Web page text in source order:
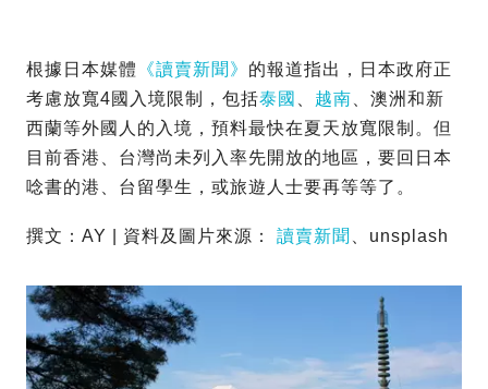
根據日本媒體 《讀賣新聞》 的報道指出，日本政府正
考慮放寬4國入境限制，包括泰國 越南 、澳洲和新
西蘭等外國人的入境，預料最快在夏天放寬限制。但
目前香港、台灣尚未列入率先開放的地區，要回日本
唸書的港、台留學生，或旅遊人士要再等等了。
撰文：AY | 資料及圖片來源： 讀賣新聞 、unsplash